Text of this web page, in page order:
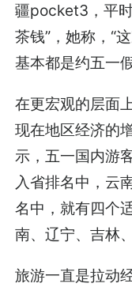
疆pocket3，平
茶钱”，她称，“
基本都是约五一
在更宏观的层面
现在地区经济的
示，五一国内游
入省排名中，云
名中，就有四个
南、辽宁、吉林
旅游一直是拉动